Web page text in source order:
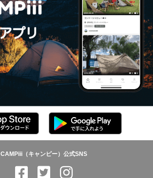
CAMPiii（キャンピー）公式SNS